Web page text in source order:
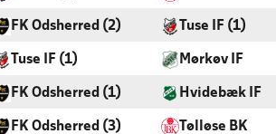
FK Odsherred (2) Tuse IF (1)
Tuse IF (1) Mørkøv IF
FK Odsherred (1) Hvidebæk IF
FK Odsherred (3) Tølløse BK